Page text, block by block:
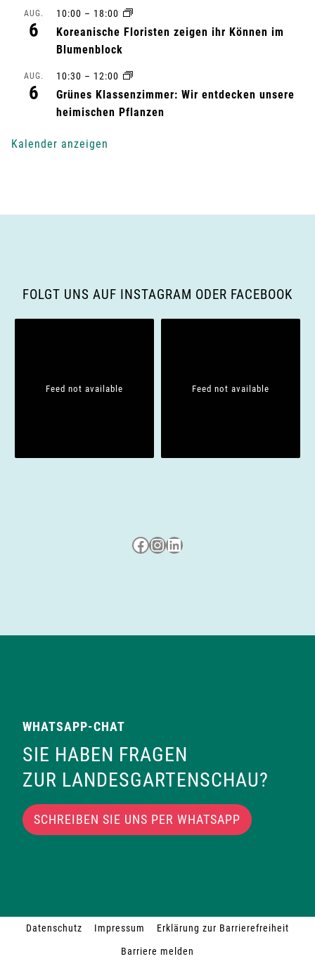
N
t
AUG.
6
10:00 – 18:00
Koreanische Floristen zeigen ihr Können im
Blumenblock
AUG.
6
10:30 – 12:00
Grünes Klassenzimmer: Wir entdecken unsere
heimischen Pflanzen
Kalender anzeigen
FOLGT UNS AUF INSTAGRAM ODER FACEBOOK
Feed not available Feed not available
Besuche uns auf Facebook
Besuche uns auf Instagram
LinkedIn
WHATSAPP-CHAT
SIE HABEN FRAGEN
ZUR LANDESGARTENSCHAU?
SCHREIBEN SIE UNS PER WHATSAPP
Datenschutz Impressum
Erklärung zur Barrierefreiheit
Barriere melden